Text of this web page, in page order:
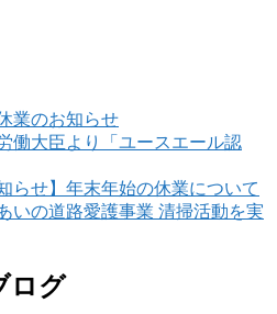
業のお知らせ
働大臣より「ユースエール認
知らせ】年末年始の休業について
いの道路愛護事業 清掃活動を実
ログ